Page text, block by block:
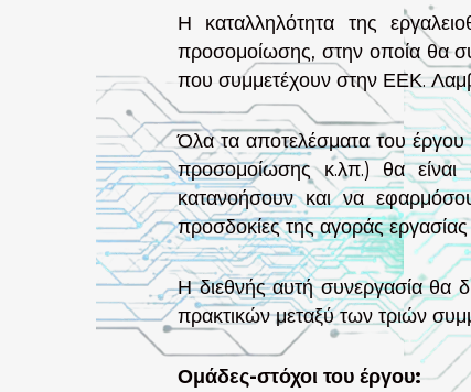
Η καταλληλότητα της
προσομοίωσης, στην οποία θα
που συμμετέχουν στην ΕΕΚ.
Όλα τα αποτελέσματα του έργου
προσομοίωσης κ.λπ.) θα είναι
κατανοήσουν και να
προσδοκίες της αγοράς
Η διεθνής αυτή συνεργασία θα
πρακτικών μεταξύ των τριών
Ομάδες-στόχοι του έργου: